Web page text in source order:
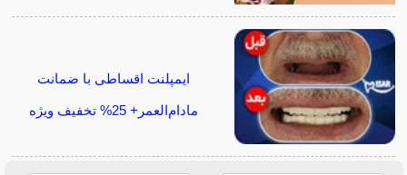
ایمپلنت اقساطی با ضمانت
مادام‌العمر+ 25% تخفیف ویژه